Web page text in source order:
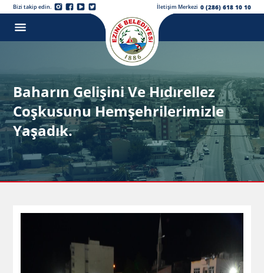
Bizi takip edin. İletişim Merkezi 0 (286) 618 10 10
Baharın Gelişini Ve Hıdırellez
Coşkusunu Hemşehrilerimizle
Yaşadık.